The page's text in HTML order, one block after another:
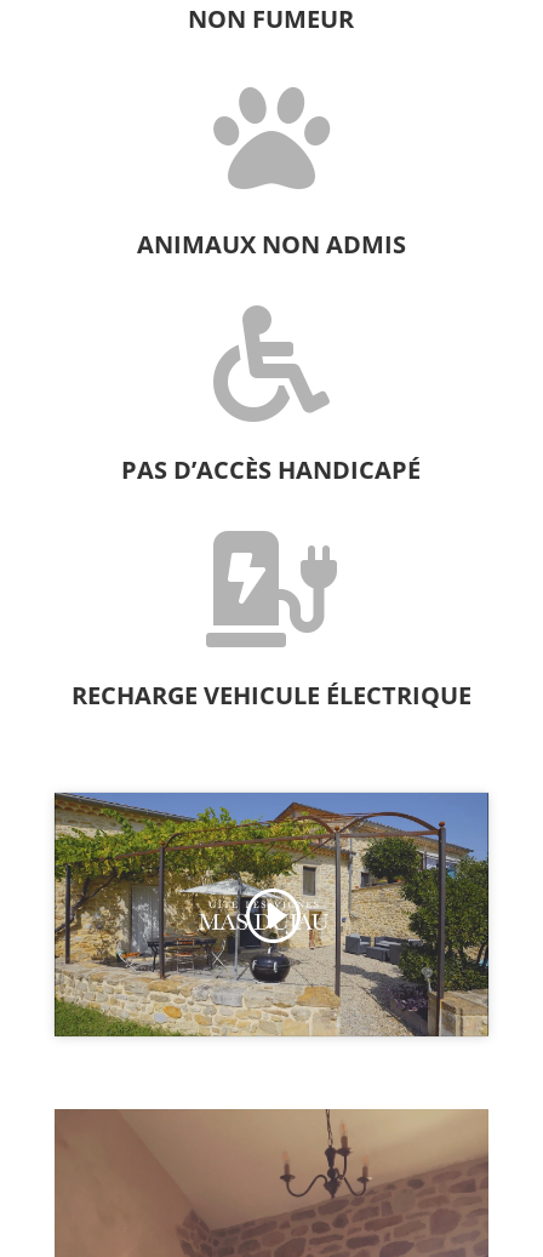
NON FUMEUR

ANIMAUX NON ADMIS

PAS D’ACCÈS HANDICAPÉ

RECHARGE VEHICULE ÉLECTRIQUE
Cliquez pour accepter les cookies
marketing et activer ce contenu